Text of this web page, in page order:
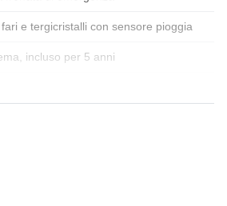
e tergicristalli con sensore pioggia
incluso per 5 anni
e passeggero